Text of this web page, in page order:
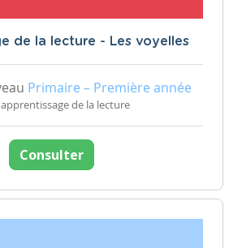
de la lecture - Les voyelles
Primaire – Première année
apprentissage de la lecture
Consulter